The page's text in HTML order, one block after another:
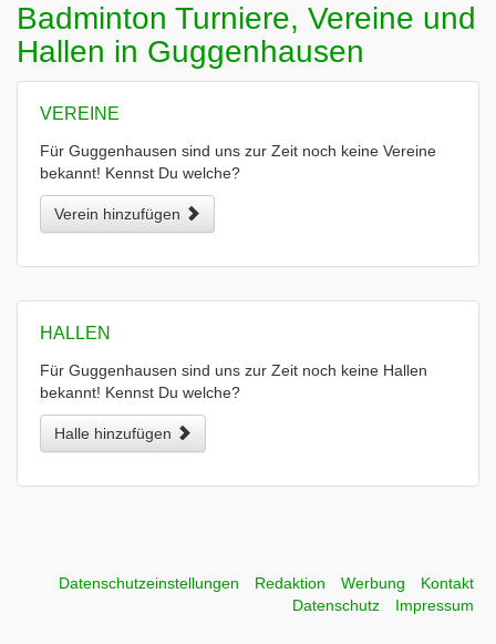
Badminton Turniere, Vereine und
Hallen in Guggenhausen
VEREINE
Für Guggenhausen sind uns zur Zeit noch keine Vereine
bekannt! Kennst Du welche?
Verein hinzufügen
HALLEN
Für Guggenhausen sind uns zur Zeit noch keine Hallen
bekannt! Kennst Du welche?
Halle hinzufügen
Datenschutzeinstellungen Redaktion Werbung
Kontakt
Datenschutz
Impressum